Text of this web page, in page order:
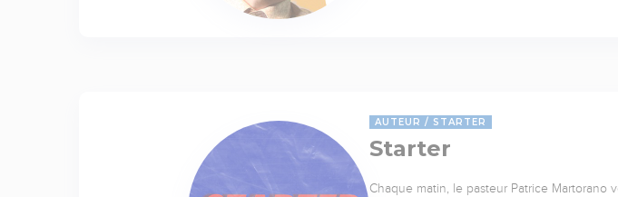
AUTEUR STARTER
Starter
Chaque matin, le pasteur Patrice